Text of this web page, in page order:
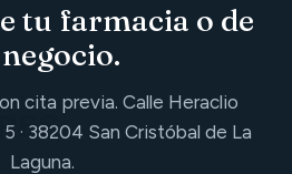
tu farmacia o de
cita previa. Calle Heraclio
· 38204 San Cristóbal de La
Laguna.